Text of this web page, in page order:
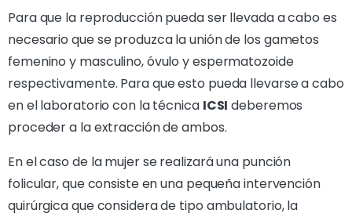
Para que la reproducción pueda ser llevada a cabo es
necesario que se produzca la unión de los gametos
femenino y masculino, óvulo y espermatozoide
respectivamente. Para que esto pueda llevarse a cabo
en el laboratorio con la técnica ICSI deberemos
proceder a la extracción de ambos.
En el caso de la mujer se realizará una punción
folicular, que consiste en una pequeña intervención
quirúrgica que considera de tipo ambulatorio, la